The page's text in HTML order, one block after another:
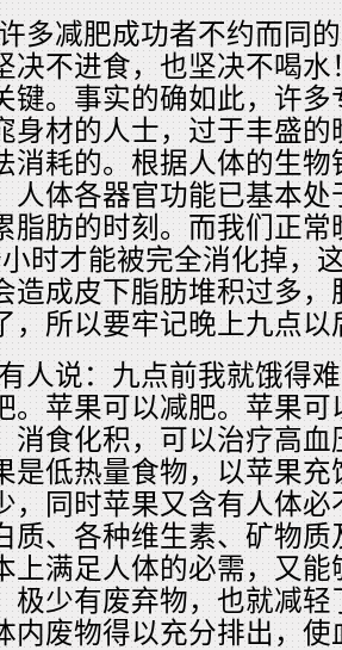
许多减肥成功者不约而同
决不进食，也坚决不喝
键。事实的确如此，许
身材的人士，过于丰盛
消耗的。根据人体的生
人体各器官功能已基本
脂肪的时刻。而我们正
时才能被完全消化掉，
造成皮下脂肪堆积过多
，所以要牢记晚上九点
有人说：九点前我就饿得
。苹果可以减肥。苹果
消食化积，可以治疗高
是低热量食物，以苹果
，同时苹果又含有人体
质、各种维生素、矿物
上满足人体的必需，又
极少有废弃物，也就减
内废物得以充分排出，使